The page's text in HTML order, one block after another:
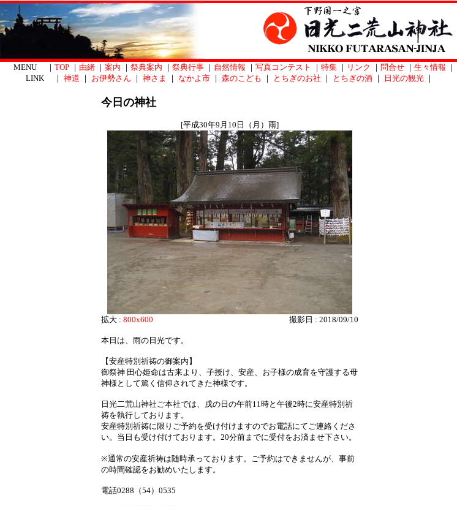
MENU ｜ TOP ｜ 由緒 ｜ 案内 ｜ 祭典案内 ｜ 祭典行事 ｜ 自然情報 ｜ 写真コンテスト ｜ 特集 ｜ リンク ｜ 問合せ ｜ 生々情報 ｜
LINK ｜ 神道 ｜ お伊勢さん ｜ 神さま ｜ なかよ市 ｜ 森のこども ｜ とちぎのお社 ｜ とちぎの酒 ｜ 日光の観光 ｜
今日の神社
[平成30年9月10日（月）雨]
拡大 : 800x600 撮影日 : 2018/09/10
本日は、雨の日光です。
【安産特別祈祷の御案内】
御祭神 田心姫命は古来より、子授け、安産、お子様の成育を守護する母
神様として篤く信仰されてきた神様です。
日光二荒山神社ご本社では、戌の日の午前11時と午後2時に安産特別祈
祷を執行しております。
安産特別祈祷に限りご予約を受け付けますのでお電話にてご連絡くださ
い。当日も受け付けております。20分前までに受付をお済ませ下さい。
※通常の安産祈祷は随時承っております。ご予約はできませんが、事前
の時間確認をお勧めいたします。
電話0288（54）0535